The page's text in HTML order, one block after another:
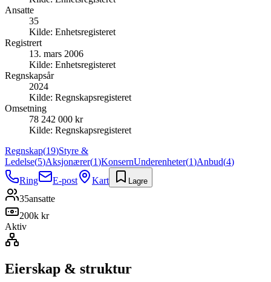
Ansatte
35
Kilde: Enhetsregisteret
Registrert
13. mars 2006
Kilde: Enhetsregisteret
Regnskapsår
2024
Kilde: Regnskapsregisteret
Omsetning
78 242 000 kr
Kilde: Regnskapsregisteret
Regnskap(19)Styre &
Ledelse(5)Aksjonærer(1)KonsernUnderenheter(1)Anbud(4)
Ring
E-post Kart Lagre
35ansatte
200k kr
Aktiv
Eierskap & struktur